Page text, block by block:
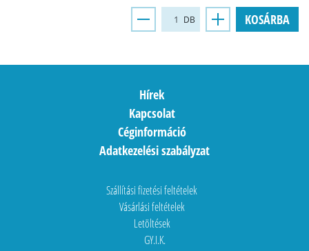
DB KOSÁRBA
Hírek
Kapcsolat
Céginformáció
Adatkezelési szabályzat
Szállítási fizetési feltételek
Vásárlási feltételek
Letöltések
GY.I.K.